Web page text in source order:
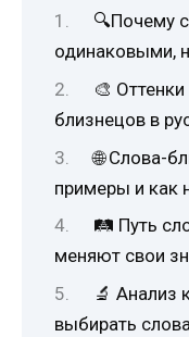
🔍Почему
одинаковыми,
🎨
близнецов в
🌐 Слова-
примеры и как
🛤 Путь
меняют свои
🔬 Анализ
выбирать